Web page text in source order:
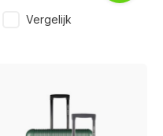
Vergelijk